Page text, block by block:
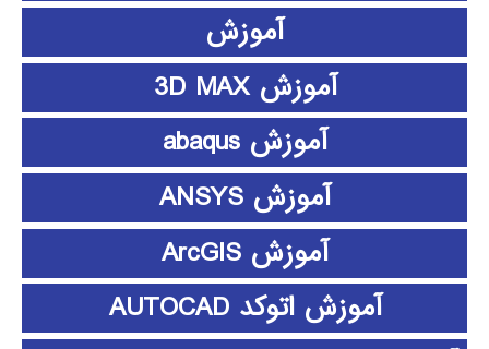
آموزش
آموزش 3D MAX
آموزش abaqus
آموزش ANSYS
آموزش ArcGIS
آموزش اتوکد AUTOCAD